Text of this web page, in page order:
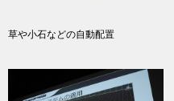
草や小石などの自動配置